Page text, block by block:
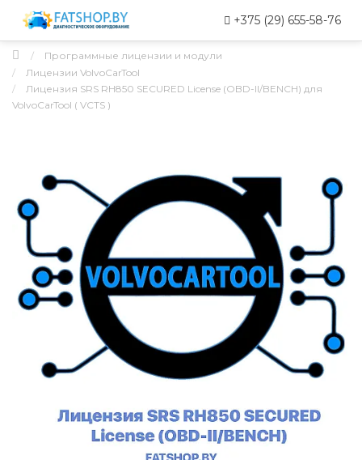
+375 (29) 655-58-76
Программные лицензии и модули
Лицензии VolvoCarTool
Лицензия SRS RH850 SECURED License (OBD-II/BENCH) для
VolvoCarTool ( VCTS )